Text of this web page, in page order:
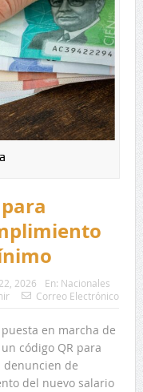
2026 En: Nacionales
Correo Electrónico
en marcha de
código QR para
denuncien de
del nuevo salario